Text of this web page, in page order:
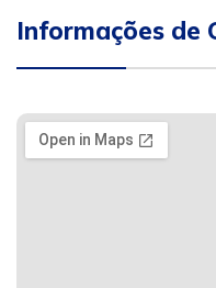
Informações de